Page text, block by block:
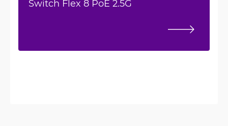
Switch Flex 8 PoE 2.5G